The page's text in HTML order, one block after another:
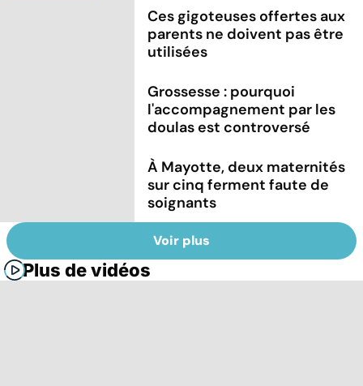
Ces gigoteuses offertes aux
parents ne doivent pas être
utilisées
Grossesse : pourquoi
l'accompagnement par les
doulas est controversé
À Mayotte, deux maternités
sur cinq ferment faute de
soignants
Voir plus
Plus de vidéos